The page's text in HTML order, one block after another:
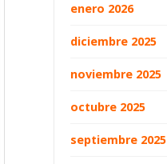
enero 2026
diciembre 2025
noviembre 2025
octubre 2025
septiembre 2025